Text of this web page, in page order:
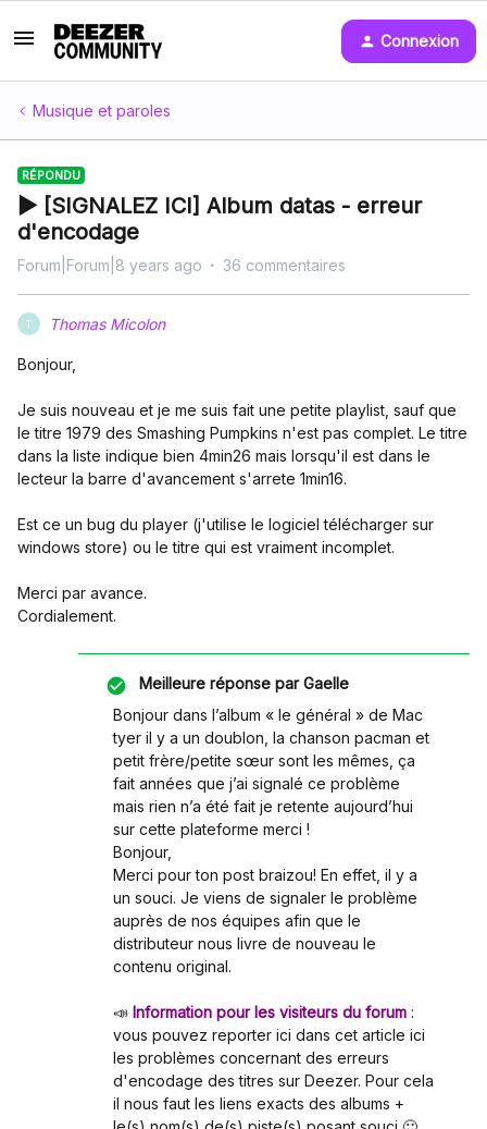
Connexion
Musique et paroles
RÉPONDU
▶ [SIGNALEZ ICI] Album datas - erreur
d'encodage
Forum|Forum|8 years ago 36 commentaires
T Thomas Micolon
Bonjour,
Je suis nouveau et je me suis fait une petite playlist, sauf que
le titre 1979 des Smashing Pumpkins n'est pas complet. Le titre
dans la liste indique bien 4min26 mais lorsqu'il est dans le
lecteur la barre d'avancement s'arrete 1min16.
Est ce un bug du player (j'utilise le logiciel télécharger sur
windows store) ou le titre qui est vraiment incomplet.
Merci par avance.
Cordialement.
Meilleure réponse parGaelle
Bonjour dans l’album « le général » de Mac
tyer il y a un doublon, la chanson pacman et
petit frère/petite sœur sont les mêmes, ça
fait années que j’ai signalé ce problème
mais rien n’a été fait je retente aujourd’hui
sur cette plateforme merci !
Bonjour,
Merci pour ton post braizou! En effet, il y a
un souci. Je viens de signaler le problème
auprès de nos équipes afin que le
distributeur nous livre de nouveau le
contenu original.
📣 Information pour les visiteurs du forum :
vous pouvez reporter ici dans cet article ici
les problèmes concernant des erreurs
d'encodage des titres sur Deezer. Pour cela
il nous faut les liens exacts des albums +